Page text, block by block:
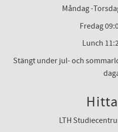
Måndag -
Fredag
Lunch
Stängt under jul- och
LTH